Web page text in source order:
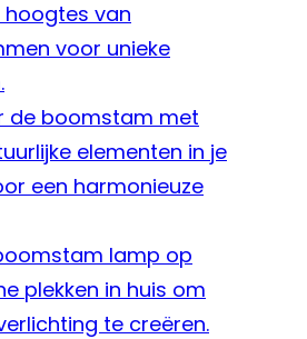
van
voor unieke
de boomstam met
elementen in je
een harmonieuze
lamp op
plekken in huis om
te creëren.